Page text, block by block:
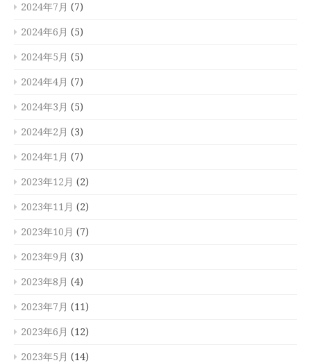
2024年7月 (7)
2024年6月 (5)
2024年5月 (5)
2024年4月 (7)
2024年3月 (5)
2024年2月 (3)
2024年1月 (7)
2023年12月 (2)
2023年11月 (2)
2023年10月 (7)
2023年9月 (3)
2023年8月 (4)
2023年7月 (11)
2023年6月 (12)
2023年5月 (14)